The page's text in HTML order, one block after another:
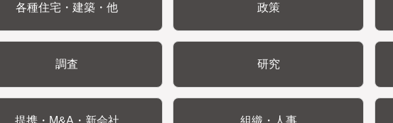
各種住宅・建築・他 政策
調査 研究
提携・M&A・新会社 組織・人事